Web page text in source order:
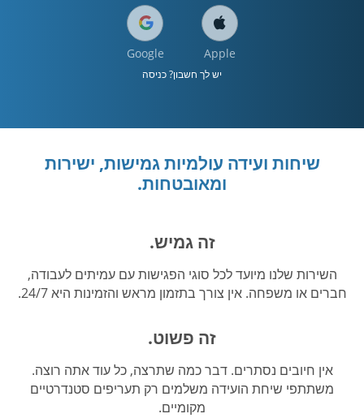
Apple
Google
יש לך חשבון? כניסה
שיחות ועידה עולמיות גמישות, ישירות
ומאובטחות.
זה גמיש.
השירות שלנו מיועד לכל סוגי הפגישות עם עמיתים לעבודה,
חברים או משפחה. אין צורך בתזמון מראש והזמינות היא 24/7.
זה פשוט.
אין חיובים נסתרים. דבר כמה שתרצה, כל עוד אתה רוצה.
משתתפי שיחת הועידה משלמים רק תעריפים סטנדרטיים
מקומיים.